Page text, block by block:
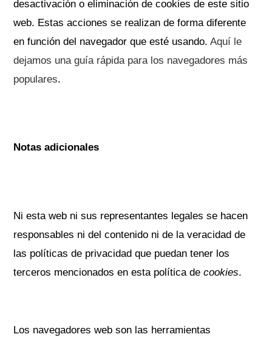
desactivación o eliminación de cookies de este sitio
web. Estas acciones se realizan de forma diferente
en función del navegador que esté usando.Aquí le
dejamos una guía rápida para los navegadores más
populares.
Notas adicionales
Ni esta web ni sus representantes legales se hacen
responsables ni del contenido ni de la veracidad de
las políticas de privacidad que puedan tener los
terceros mencionados en esta política decookies.
Los navegadores web son las herramientas